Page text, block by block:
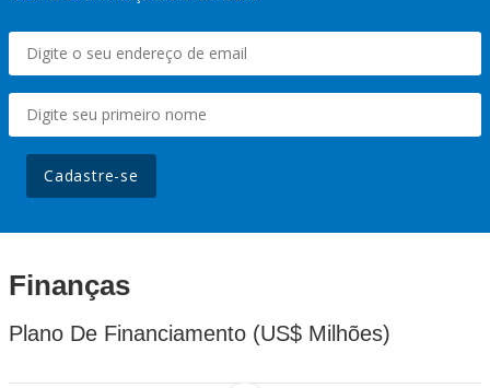
Cadastre-se
Finanças
Plano De Financiamento (US$ Milhões)